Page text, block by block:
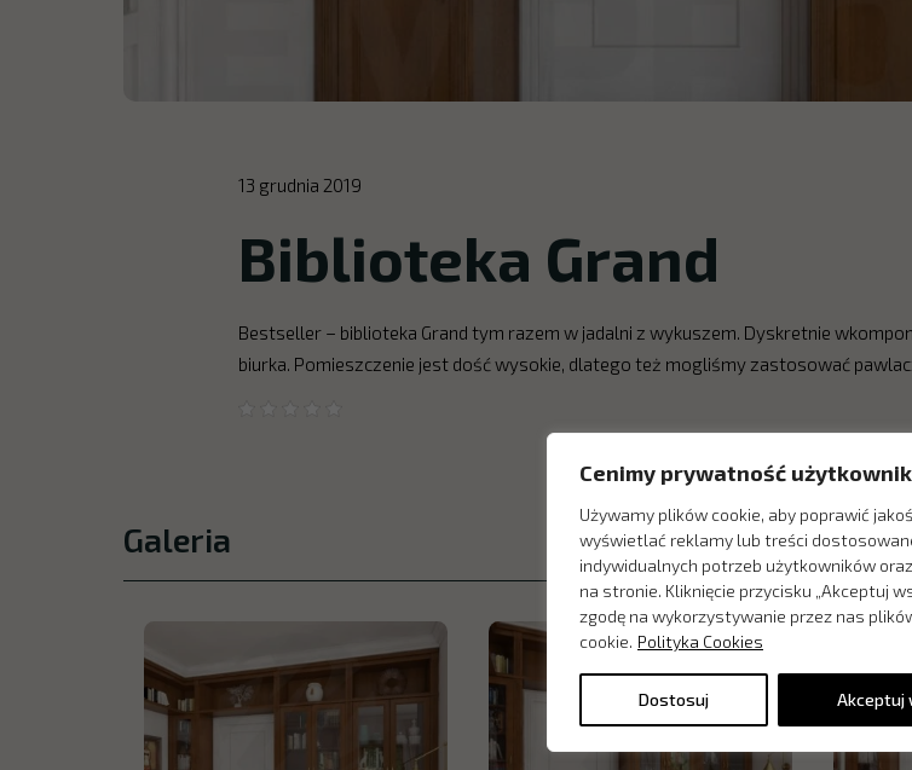
Cenimy prywatność
Używamy plików cookie, aby poprawić
wyświetlać reklamy lub treści
indywidualnych potrzeb użytkowników
na stronie. Kliknięcie przycisku „Akceptuj
zgodę na wykorzystywanie przez nas
cookie. Polityka Cookies
Dostosuj Akceptuj
13 grudnia 2019
Biblioteka Grand
Bestseller – biblioteka Grand tym razem w jadalni z wykuszem. Dyskretnie
biurka. Pomieszczenie jest dość wysokie, dlatego też mogliśmy zastosować
Galeria